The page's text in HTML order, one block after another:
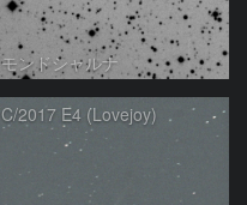
モンドシャルナ
C/2017 E4 (Lovejoy)